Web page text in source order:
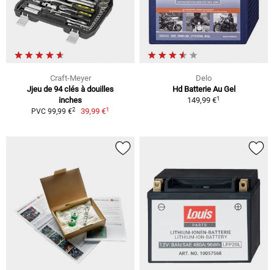
Craft-Meyer
Jjeu de 94 clés à douilles
inches
PVC 99,99 €2 39,99 €1
Delo
Hd Batterie Au Gel
149,99 €1